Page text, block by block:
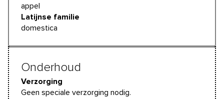
appel
Latijnse familie
domestica
Onderhoud
Verzorging
Geen speciale verzorging nodig.